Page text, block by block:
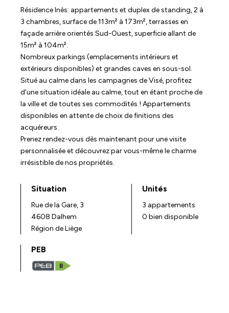
Résidence Inès: appartements et duplex de standing, 2 à
3 chambres, surface de 113m² à 173m², terrasses en
façade arrière orientés Sud-Ouest, superficie allant de
15m² à 104m².
Nombreux parkings (emplacements intérieurs et
extérieurs disponibles) et grandes caves en sous-sol.
Situé au calme dans les campagnes de Visé, profitez
d’une situation idéale au calme, tout en étant proche de
la ville et de toutes ses commodités ! Appartements
disponibles en attente de choix de finitions des
acquéreurs.
Prenez rendez-vous dès maintenant pour une visite
personnalisée et découvrez par vous-même le charme
irrésistible de nos propriétés.
Situation
Rue de la Gare, 3
4608 Dalhem
Région de Liège
Unités
3 appartements
0 bien disponible
PEB